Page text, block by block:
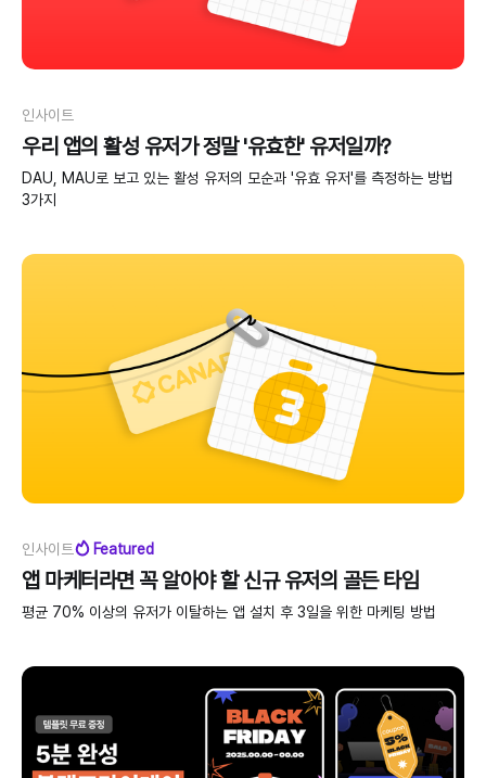
인사이트
우리 앱의 활성 유저가 정말 '유효한' 유저일까?
DAU, MAU로 보고 있는 활성 유저의 모순과 '유효 유저'를 측정하는 방법
3가지
인사이트 Featured
앱 마케터라면 꼭 알아야 할 신규 유저의 골든 타임
평균 70% 이상의 유저가 이탈하는 앱 설치 후 3일을 위한 마케팅 방법